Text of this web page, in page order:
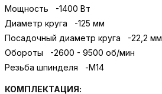
Мощность -1400 Вт
Диаметр круга -125 мм
Посадочный диаметр круга -22,2 мм
Обороты -2600 - 9500 об/мин
Резьба шпинделя -M14
КОМПЛЕКТАЦИЯ: